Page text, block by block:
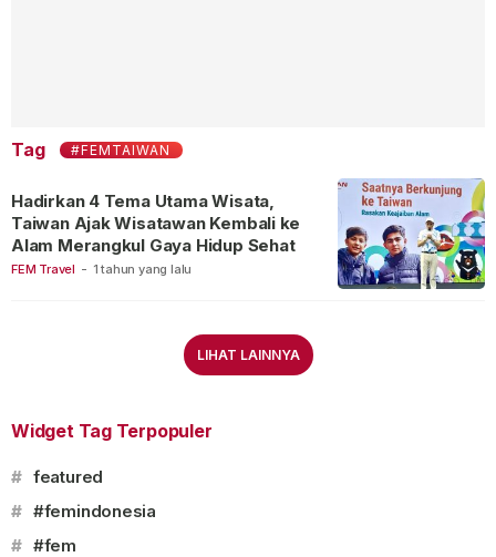
Tag #FEMTAIWAN
FEM Travel - 1 tahun yang lalu
Hadirkan 4 Tema Utama Wisata,
Taiwan Ajak Wisatawan Kembali ke
Alam Merangkul Gaya Hidup Sehat
LIHAT LAINNYA
Widget Tag Terpopuler
# featured
# #femindonesia
# #fem